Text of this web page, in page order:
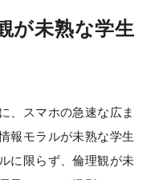
が未熟な学生
、スマホの急速な広ま
報モラルが未熟な学生
に限らず、倫理観が未